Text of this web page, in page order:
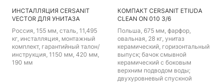
ИНСТАЛЛЯЦИЯ CERSANIT
VECTOR ДЛЯ УНИТАЗА
Россия, 155 мм, сталь, 11,495
кг, инсталляция, монтажный
комплект, гарантийный талон/
инструкция, 1150 мм, 420 мм,
190 мм
КОМПАКТ CERSANIT ETIUDA
CLEAN ON 010 3/6
Польша, 675 мм, фарфор,
овальная, 28 кг, унитаз
керамический, горизонтальный
выпуск; бачок смывной
керамический с боковым
верхним подводом воды;
двухуровневый спускной